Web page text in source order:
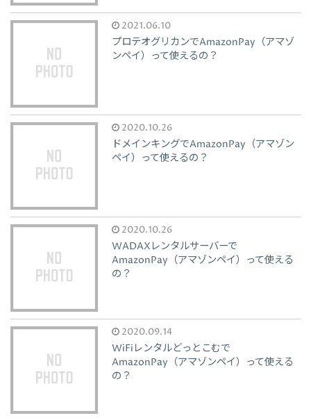
2021.06.10
プロテオグリカンでAmazonPay（アマゾ
ンペイ）って使えるの？
2020.10.26
ドメインキングでAmazonPay（アマゾン
ペイ）って使えるの？
2020.10.26
WADAXレンタルサーバーで
AmazonPay（アマゾンペイ）って使える
の？
2020.09.14
WiFiレンタルどっとこむで
AmazonPay（アマゾンペイ）って使える
の？